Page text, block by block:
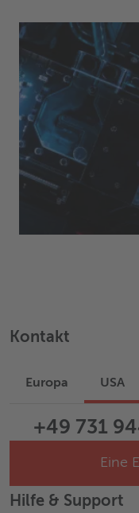
Kontakt
Europa USA
+49 731
Eine
Hilfe & Support